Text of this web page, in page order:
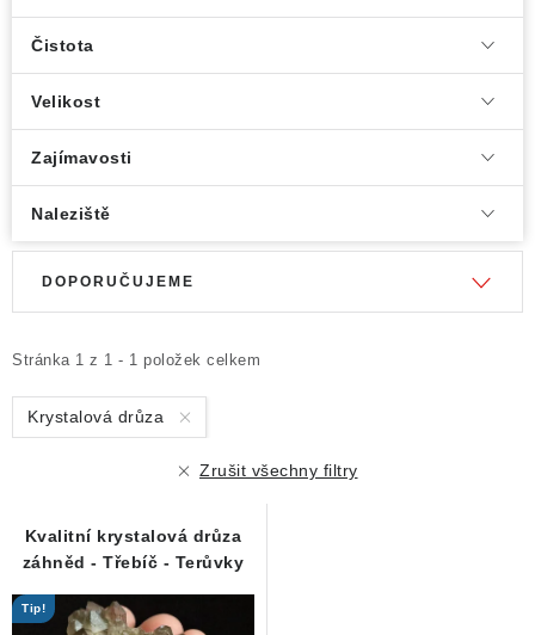
Výkup minerálů a drahých kamenů
Formulář pro uplatnění reklamace
Formulář pro odstoupení od smlouvy
Poučení o právu na odstoupení od smlouvy
Čistota
Velikost
Zajímavosti
Naleziště
i
s
p
d
u
k
Stránka 1 z 1 - 1 položek celkem
e
n
í
o
d
u
DOPORUČUJEME
Krystalová drůza
Zrušit všechny filtry
Kvalitní krystalová drůza
záhněd - Třebíč - Terůvky
Tip!